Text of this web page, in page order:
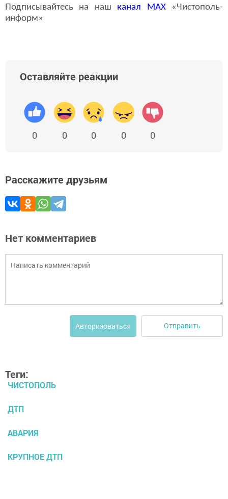
Подписывайтесь на наш канал MAX«Чистополь-
информ»
Оставляйте реакции
0 0 0 0 0
Расскажите друзьям
Нет комментариев
Авторизоваться Отправить
Теги:
ЧИСТОПОЛЬ
ДТП
АВАРИЯ
КРУПНОЕ ДТП